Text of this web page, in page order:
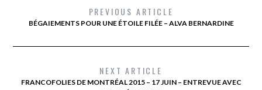
PREVIOUS ARTICLE
BÉGAIEMENTS POUR UNE ÉTOILE FILÉE – ALVA BERNARDINE
NEXT ARTICLE
FRANCOFOLIES DE MONTRÉAL 2015 – 17 JUIN – ENTREVUE AVEC